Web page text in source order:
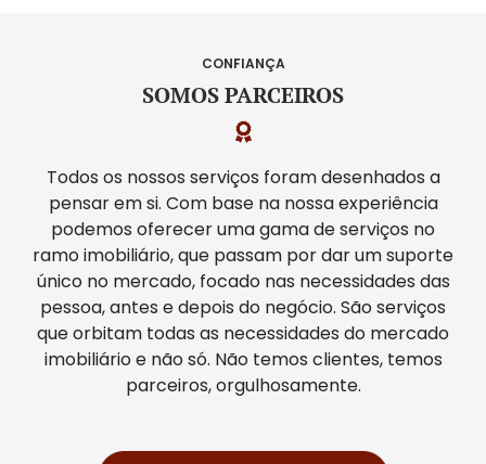
CONFIANÇA
SOMOS PARCEIROS
Todos os nossos serviços foram desenhados a
pensar em si. Com base na nossa experiência
podemos oferecer uma gama de serviços no
ramo imobiliário, que passam por dar um suporte
único no mercado, focado nas necessidades das
pessoa, antes e depois do negócio. São serviços
que orbitam todas as necessidades do mercado
imobiliário e não só. Não temos clientes, temos
parceiros, orgulhosamente.